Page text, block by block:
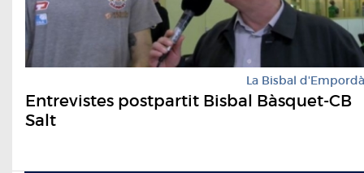
La Bisbal d'Empordà
Entrevistes postpartit Bisbal Bàsquet-CB
Salt